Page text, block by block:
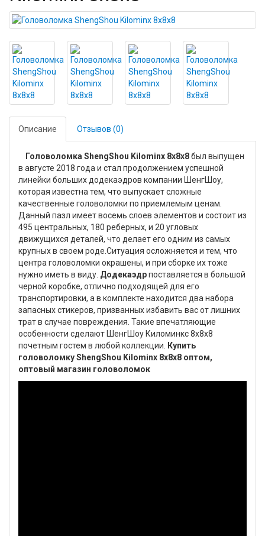
Описание Отзывов (0)
Головоломка ShengShou Kilominx 8x8x8был выпущен
в августе 2018 года и стал продолжением успешной
линейки больших додекаэдров компании ШенгШоу,
которая известна тем, что выпускает сложные
качественные головоломки по приемлемым ценам.
Данный пазл имеет восемь слоев элементов и состоит из
495 центральных, 180 реберных, и 20 угловых
движущихся деталей, что делает его одним из самых
крупных в своем роде.Ситуация осложняется и тем, что
центра головоломки окрашены, и при сборке их тоже
нужно иметь в виду. Додекаэдрпоставляется в большой
черной коробке, отлично подходящей для его
транспортировки, а в комплекте находится два набора
запасных стикеров, призванных избавить вас от лишних
трат в случае повреждения. Такие впечатляющие
особенности сделают ШенгШоу Киломинкс 8х8х8
почетным гостем в любой коллекции.
Купить
головоломку ShengShou Kilominx 8x8x8 оптом,
оптовый магазин головоломок